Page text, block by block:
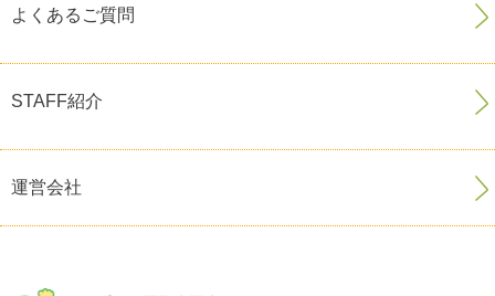
よくあるご質問
STAFF紹介
運営会社